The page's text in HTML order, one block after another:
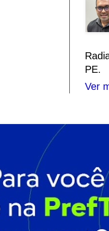
PE.
Ver